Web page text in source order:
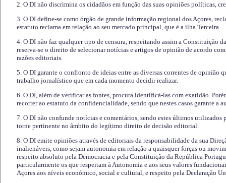
2. O DI não discrimina os cidadãos em função das suas opiniões políticas,
3. O DI define-se como órgão de grande informação regional dos Açores,
estatuto reclama em relação ao seu mercado principal, que é a ilha Terceira.
4. O DI não faz qualquer tipo de censura, respeitando assim a Constituição
reserva-se o direito de selecionar notícias e artigos de opinião de acordo
razões editoriais.
5. O DI garante o confronto de ideias entre as diversas correntes de opinião
trabalho jornalístico que em cada momento decidir realizar.
6. O DI, além de verificar as fontes, procura identificá-las com exatidão.
recorrer ao estatuto da confidencialidade, sendo que nestes casos garante a
7. O DI não confunde notícias e comentários, sendo estes últimos utilizados
torne pertinente no âmbito do legítimo direito de decisão editorial.
8. O DI emite opiniões através de editoriais da responsabilidade da sua
inalienáveis, como sejam autonomia em relação a quaisquer forças ou
respeito absoluto pela Democracia e pela Constituição da República
particularmente os que respeitam à Autonomia e aos seus valores
Açores aos níveis económico, social e cultural, e respeito pela Declaração